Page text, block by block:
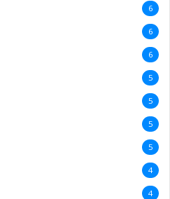
6
6
6
5
5
5
5
4
4